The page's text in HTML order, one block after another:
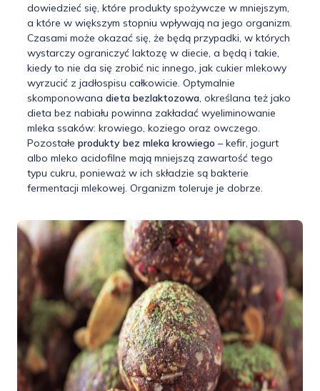
dowiedzieć się, które produkty spożywcze w mniejszym,
a które w większym stopniu wpływają na jego organizm.
Czasami może okazać się, że będą przypadki, w których
wystarczy ograniczyć laktozę w diecie, a będą i takie,
kiedy to nie da się zrobić nic innego, jak cukier mlekowy
wyrzucić z jadłospisu całkowicie. Optymalnie
skomponowana dieta bezlaktozowa, określana też jako
dieta bez nabiału powinna zakładać wyeliminowanie
mleka ssaków: krowiego, koziego oraz owczego.
Pozostałe produkty bez mleka krowiego – kefir, jogurt
albo mleko acidofilne mają mniejszą zawartość tego
typu cukru, ponieważ w ich składzie są bakterie
fermentacji mlekowej. Organizm toleruje je dobrze.